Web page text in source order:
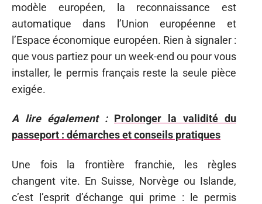
modèle européen, la reconnaissance est
automatique dans l’Union européenne et
l’Espace économique européen. Rien à signaler :
que vous partiez pour un week-end ou pour vous
installer, le permis français reste la seule pièce
exigée.
A lire également : Prolonger la validité du
passeport : démarches et conseils pratiques
Une fois la frontière franchie, les règles
changent vite. En Suisse, Norvège ou Islande,
c’est l’esprit d’échange qui prime : le permis